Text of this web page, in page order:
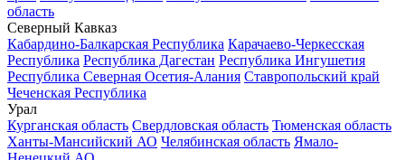
область
Северный Кавказ
Кабардино-Балкарская Республика Карачаево-Черкесская
Республика Республика Дагестан Республика Ингушетия
Республика Северная Осетия-Алания Ставропольский край
Чеченская Республика
Урал
Курганская область Свердловская область Тюменская область
Ханты-Мансийский АО Челябинская область Ямало-